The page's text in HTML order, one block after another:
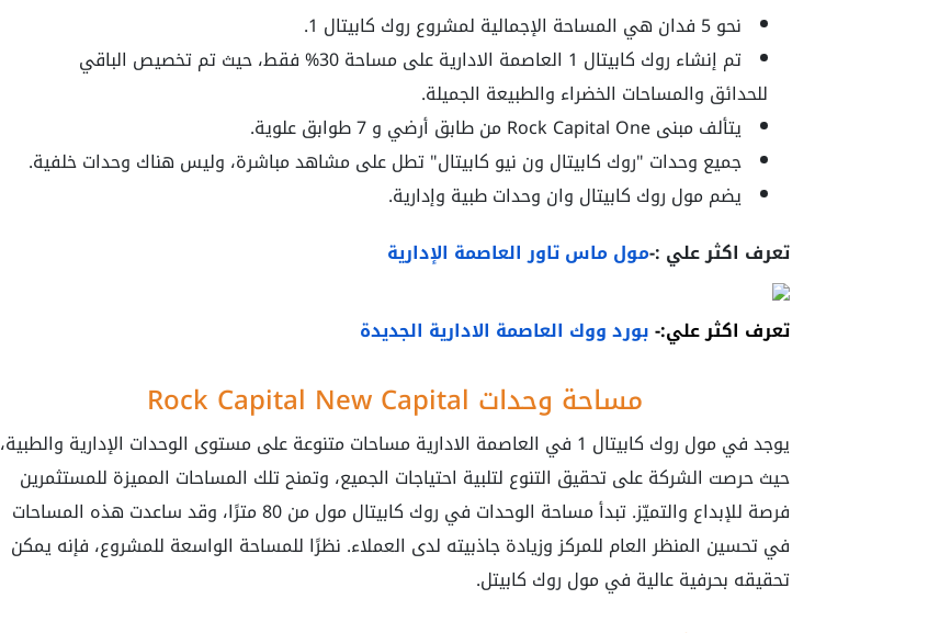
نحو 5 فدان هي المساحة الإجمالية لمشروع روك كابيتال 1.
تم إنشاء روك كابيتال 1 العاصمة الادارية على مساحة 30% فقط، حيث تم تخصيص الباقي
للحدائق والمساحات الخضراء والطبيعة الجميلة.
يتألف مبنى Rock Capital One من طابق أرضي و 7 طوابق علوية.
جميع وحدات "روك كابيتال ون نيو كابيتال" تطل على مشاهد مباشرة، وليس هناك وحدات خلفية.
يضم مول روك كابيتال وان وحدات طبية وإدارية.
تعرف اكثر علي :-مول ماس تاور العاصمة الإدارية
تعرف اكثر علي:-بورد ووك العاصمة الادارية الجديدة
مساحة وحدات Rock Capital New Capital
يوجد في مول روك كابيتال 1 في العاصمة الادارية مساحات متنوعة على مستوى الوحدات الإدارية والطبية،
حيث حرصت الشركة على تحقيق التنوع لتلبية احتياجات الجميع، وتمنح تلك المساحات المميزة للمستثمرين
فرصة للإبداع والتميّز. تبدأ مساحة الوحدات في روك كابيتال مول من 80 مترًا، وقد ساعدت هذه المساحات
في تحسين المنظر العام للمركز وزيادة جاذبيته لدى العملاء. نظرًا للمساحة الواسعة للمشروع، فإنه يمكن
تحقيقه بحرفية عالية في مول روك كابيتل.